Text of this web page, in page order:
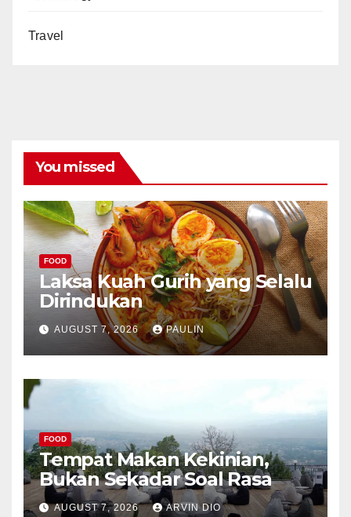
Travel
You missed
FOOD
Laksa Kuah Gurih yang Selalu
Dirindukan
AUGUST 7, 2026 PAULIN
FOOD
Tempat Makan Kekinian,
Bukan Sekadar Soal Rasa
AUGUST 7, 2026 ARVIN DIO